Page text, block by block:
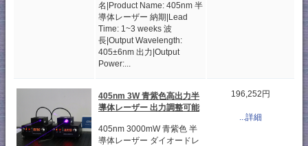
名|Product Name: 405nm 半
導体レーザー 納期|Lead
Time: 1~3 weeks 波
長|Output Wavelength:
405±6nm 出力|Output
Power:...
405nm 3W 青紫色高出力半
導体レーザー 出力調整可能
405nm 3000mW 青紫色 半
導体レーザー ダイオードレ
196,252円
...詳細